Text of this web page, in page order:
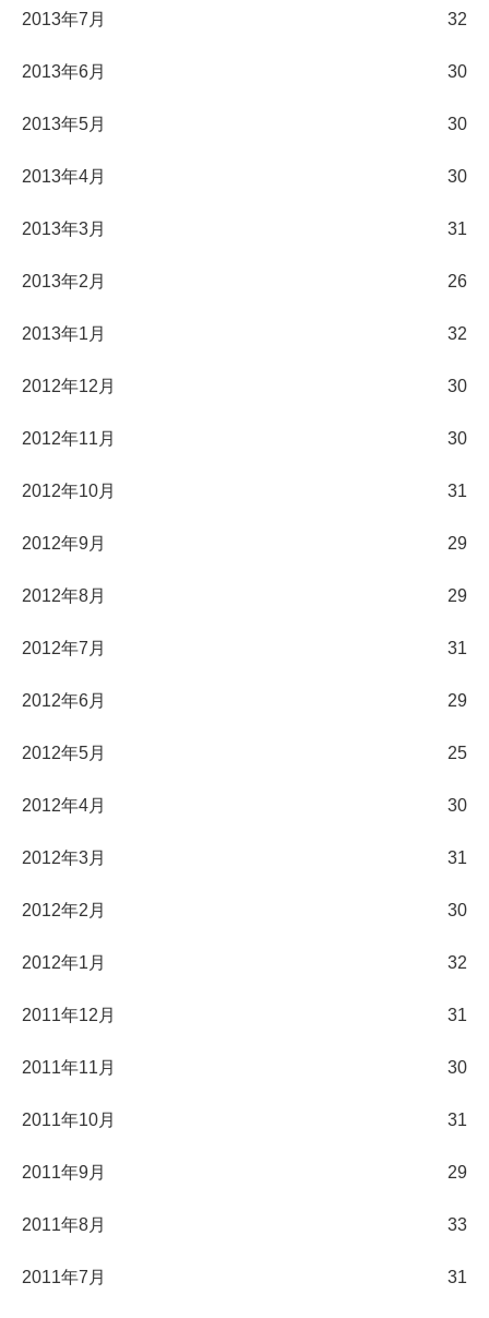
2013年7月 32
2013年6月 30
2013年5月 30
2013年4月 30
2013年3月 31
2013年2月 26
2013年1月 32
2012年12月 30
2012年11月 30
2012年10月 31
2012年9月 29
2012年8月 29
2012年7月 31
2012年6月 29
2012年5月 25
2012年4月 30
2012年3月 31
2012年2月 30
2012年1月 32
2011年12月 31
2011年11月 30
2011年10月 31
2011年9月 29
2011年8月 33
2011年7月 31